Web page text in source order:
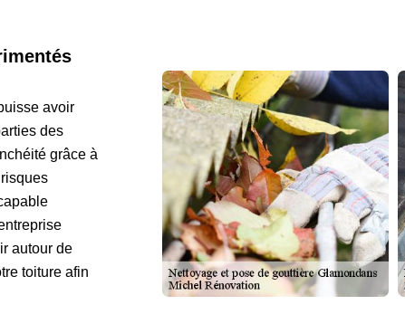
avoir
des
grâce à
autour de
toiture afin